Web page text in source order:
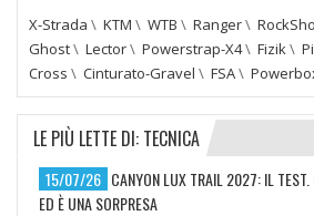
X-Strada \ KTM \ WTB \ Ranger\
Ghost\ Lector\ Powerstrap-X4\ Fizik \
Cross \ Cinturato-Gravel \ FSA\
LE PIÙ LETTE DI: TECNICA
15/07/26 CANYON LUX TRAIL 2027: IL TEST.
ED È UNA SORPRESA